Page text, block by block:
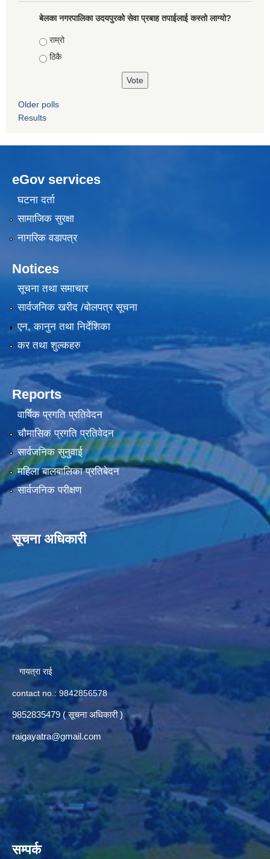
बेलका नगरपालिका उदयपुरको सेवा प्रबाह तपाईलाई कस्तो लाग्यो?
Choices
राम्रो
ठिकै
Older polls
Results
eGov services
घटना दर्ता
सामाजिक सुरक्षा
नागरिक वडापत्र
Notices
सूचना तथा समाचार
सार्वजनिक खरीद /बोलपत्र सूचना
एन, कानुन तथा निर्देशिका
कर तथा शुल्कहरु
Reports
वार्षिक प्रगति प्रतिवेदन
चौमासिक प्रगति प्रतिवेदन
सार्वजनिक सुनुवाई
महिला बालबालिका प्रतिबेदन
सार्वजनिक परीक्षण
सूचना अधिकारी
गायत्रा राई
contact no.: 9842856578
9852835479 ( सूचना अधिकारी )
raigayatra@gmail.com
सम्पर्क